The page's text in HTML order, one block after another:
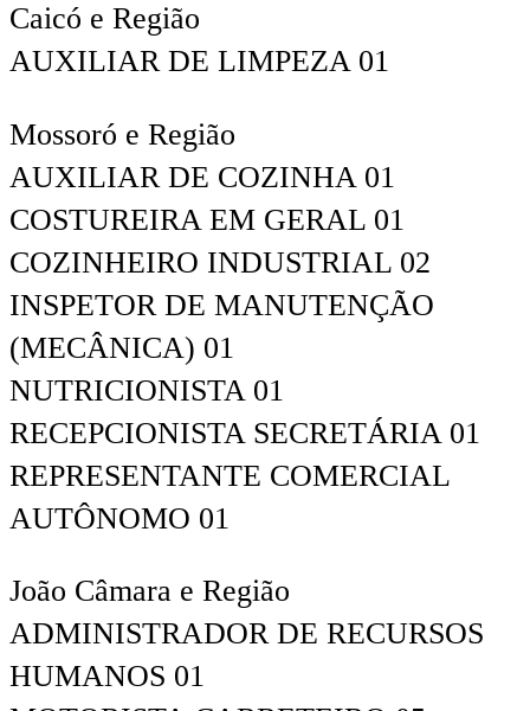
Caicó e Região
AUXILIAR DE LIMPEZA 01
Mossoró e Região
AUXILIAR DE COZINHA 01
COSTUREIRA EM GERAL 01
COZINHEIRO INDUSTRIAL 02
INSPETOR DE MANUTENÇÃO
(MECÂNICA) 01
NUTRICIONISTA 01
RECEPCIONISTA SECRETÁRIA 01
REPRESENTANTE COMERCIAL
AUTÔNOMO 01
João Câmara e Região
ADMINISTRADOR DE RECURSOS
HUMANOS 01